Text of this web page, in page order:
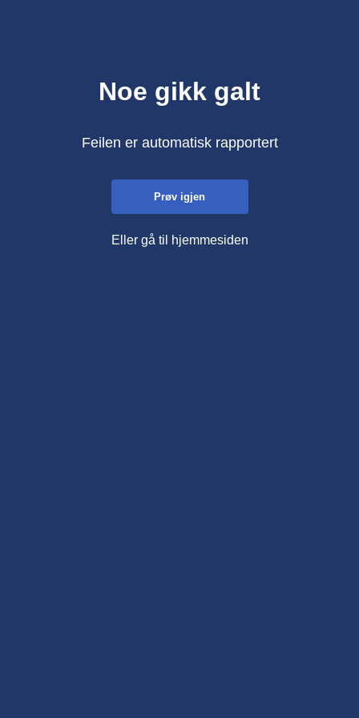
Noe gikk galt
Feilen er automatisk rapportert
Prøv igjen
Eller gå til hjemmesiden